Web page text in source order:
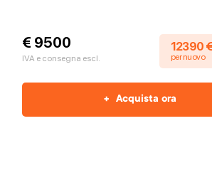
€ 9500
IVA e consegna escl.
12390 €
per nuovo
+ Acquista ora